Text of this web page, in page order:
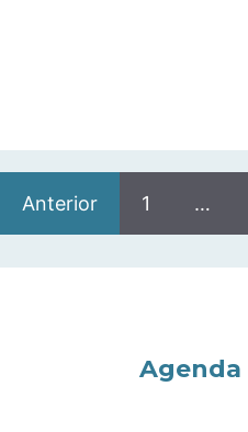
Anterior 1 …